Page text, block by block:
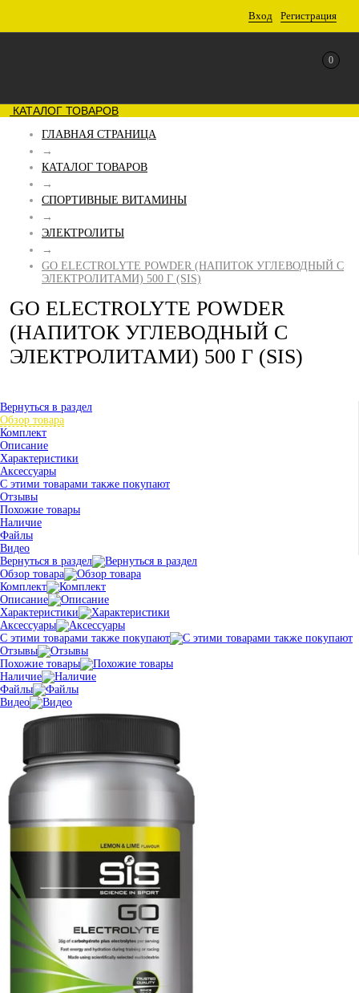
Вход Регистрация
0
КАТАЛОГ ТОВАРОВ
ГЛАВНАЯ СТРАНИЦА
→
КАТАЛОГ ТОВАРОВ
→
СПОРТИВНЫЕ ВИТАМИНЫ
→
ЭЛЕКТРОЛИТЫ
→
GO ELECTROLYTE POWDER (НАПИТОК УГЛЕВОДНЫЙ С
ЭЛЕКТРОЛИТАМИ) 500 Г (SIS)
GO ELECTROLYTE POWDER
(НАПИТОК УГЛЕВОДНЫЙ С
ЭЛЕКТРОЛИТАМИ) 500 Г (SIS)
Вернуться в раздел
Обзор товара
Комплект
Описание
Характеристики
Аксессуары
С этими товарами также покупают
Отзывы
Похожие товары
Наличие
Файлы
Видео
Вернуться в раздел
Обзор товара
Комплект
Описание
Характеристики
Аксессуары
С этими товарами также покупают
Отзывы
Похожие товары
Наличие
Файлы
Видео